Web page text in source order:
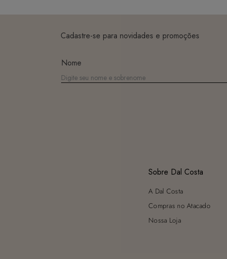
Cadastre-se para novidades e promoções
Nome
Sobre Dal Costa
A Dal Costa
Compras no Atacado
Nossa Loja